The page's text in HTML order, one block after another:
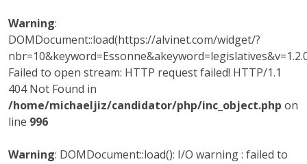
Warning:
DOMDocument::load(https://alvinet.com/widget/?
Failed to open stream: HTTP request failed! HTTP/1.1
404 Not Found in
/home/michaeljiz/candidator/php/inc_object.php on
line 996
Warning: DOMDocument::load(): I/O warning : failed to